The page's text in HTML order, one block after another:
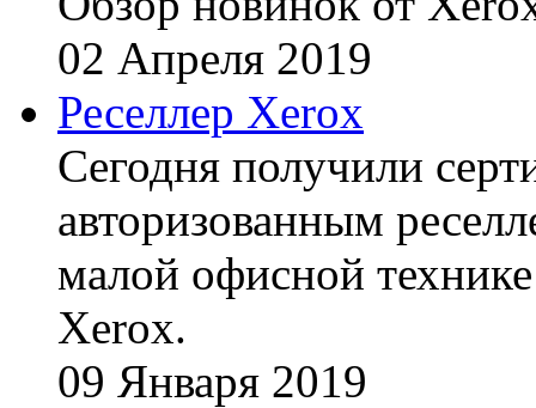
02 Апреля 2019
Реселлер Xerox
Сегодня получили
авторизованным
малой офисной
Xerox.
09 Января 2019